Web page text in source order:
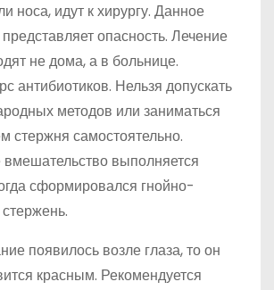
носа, идут к хирургу. Данное
опасность. Лечение
не дома, а в больнице.
антибиотиков. Нельзя допускать
методов или заниматься
стержня самостоятельно.
вмешательство выполняется
сформировался гнойно-
появилось возле глаза, то он
красным. Рекомендуется